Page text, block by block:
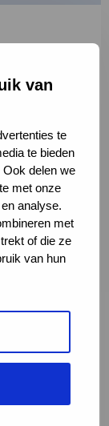
van
te
te bieden
delen we
met onze
analyse.
met
of die ze
van hun